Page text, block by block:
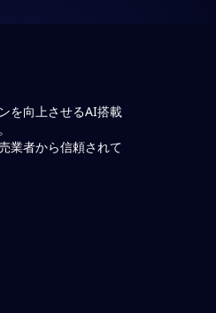
を向上させるAI搭載
業者から信頼されて